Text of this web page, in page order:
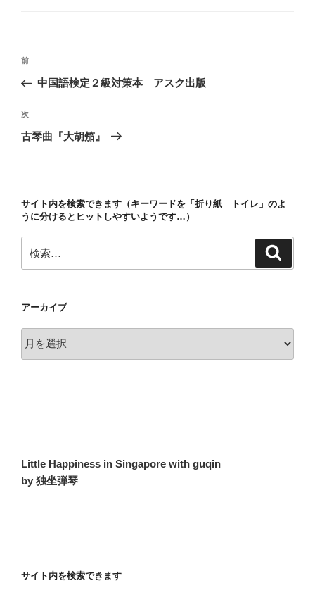
投
ナ
ビ
ゲ
ン
前
の
稿
前
中国語検定２級対策本 アスク出版
次
の
次
古琴曲『大胡笳』
サイト内を検索できます（キーワードを「折り紙 トイレ」のよ
うに分けるとヒットしやすいようです…）
索:
アーカイブ
ー
Little Happiness in Singapore with guqin
by 独坐弾琴
サイト内を検索できます